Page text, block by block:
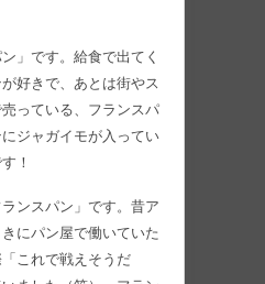
」です。給食で出てく
好きで、あとは街やス
っている、フランスパ
ジャガイモが入ってい
！
ンスパン」です。昔ア
にパン屋で働いていた
これで戦えそうだ